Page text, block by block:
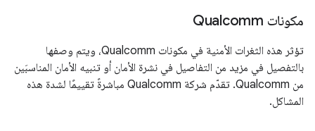
مكونات Qualcomm
تؤثر هذه الثغرات الأمنية في مكونات Qualcomm، ويتم وصفها
بالتفصيل في مزيد من التفاصيل في نشرة الأمان أو تنبيه الأمان المناسبَين
من Qualcomm. تقدّم شركة Qualcomm مباشرةً تقييمًا لشدة هذه
المشاكل.